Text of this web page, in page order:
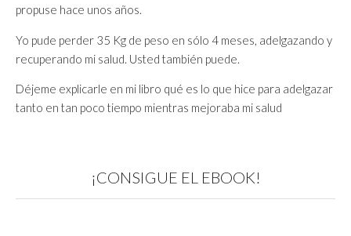
propuse hace unos años.
Yo pude perder 35 Kg de peso en sólo 4 meses, adelgazando y
recuperando mi salud. Usted también puede.
Déjeme explicarle en mi libro qué es lo que hice para adelgazar
tanto en tan poco tiempo mientras mejoraba mi salud
¡CONSIGUE EL EBOOK!